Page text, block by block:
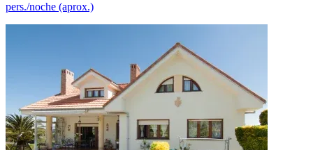
pers./noche (aprox.)